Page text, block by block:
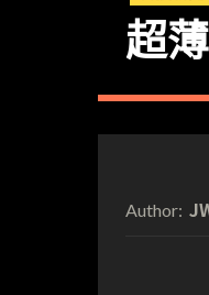
超
Author: